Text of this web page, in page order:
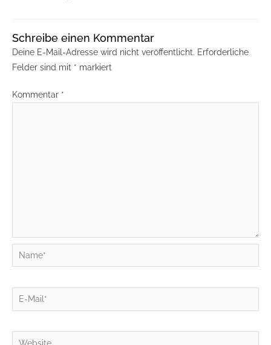
Schreibe einen Kommentar
Deine E-Mail-Adresse wird nicht veröffentlicht. Erforderliche
Felder sind mit * markiert
Kommentar *
Name*
E-
Mail*
Website